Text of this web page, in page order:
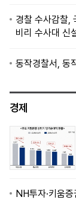
경찰 수사감찰,
비리 수사대 신
동작경찰서, 동
경제
NH투자·키움